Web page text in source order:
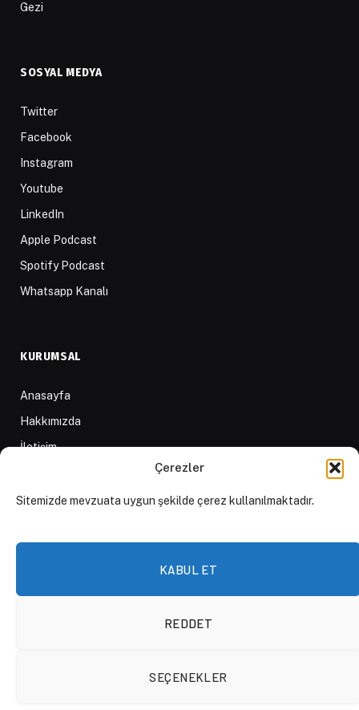
Çerezler
Sitemizde mevzuata uygun şekilde çerez kullanılmaktadır.
KABUL ET
REDDET
SEÇENEKLER
Gezi
SOSYAL MEDYA
Twitter
Facebook
Instagram
Youtube
LinkedIn
Apple Podcast
Spotify Podcast
Whatsapp Kanalı
KURUMSAL
Anasayfa
Hakkımızda
İletişim
D84 Yayınları
Çerez Politikası